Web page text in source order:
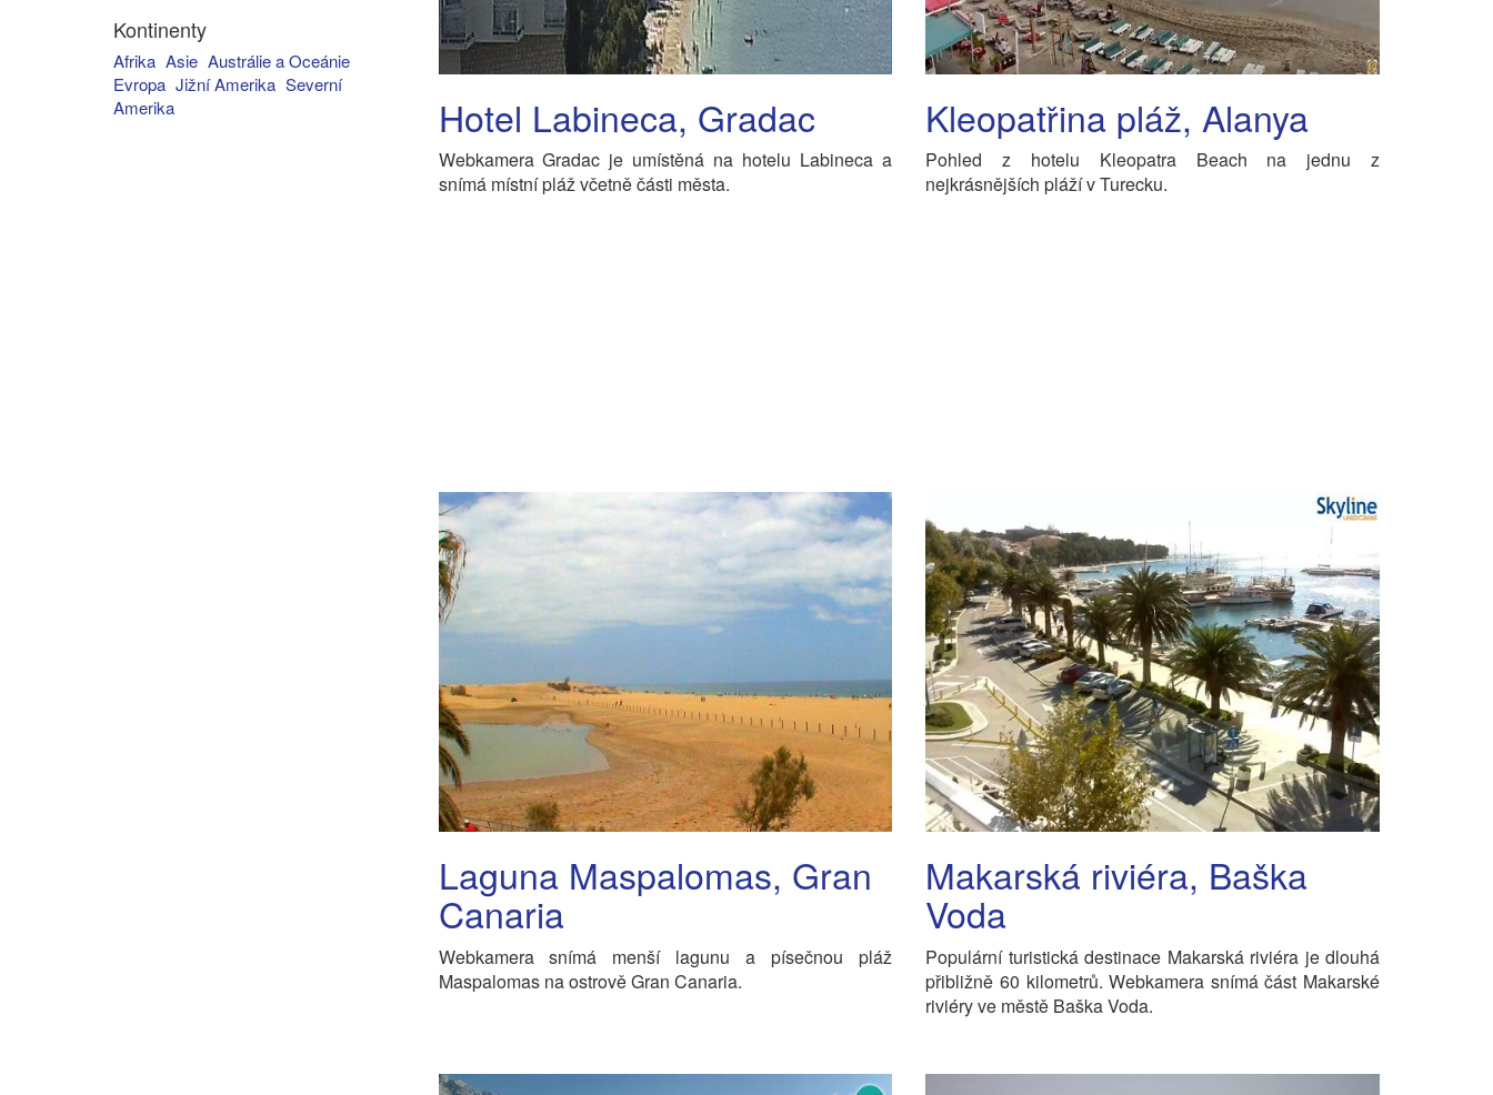
Kontinenty
Afrika Asie Austrálie a Oceánie
Evropa Jižní Amerika Severní
Amerika
Hotel Labineca, Gradac
Webkamera Gradac je umístěná na hotelu Labineca a
snímá místní pláž včetně části města.
Kleopatřina pláž, Alanya
Pohled z hotelu Kleopatra Beach na jednu z
nejkrásnějších pláží v Turecku.
Laguna Maspalomas, Gran
Canaria
Webkamera snímá menší lagunu a písečnou pláž
Maspalomas na ostrově Gran Canaria.
Makarská riviéra, Baška
Voda
Populární turistická destinace Makarská riviéra je dlouhá
přibližně 60 kilometrů. Webkamera snímá část Makarské
riviéry ve městě Baška Voda.